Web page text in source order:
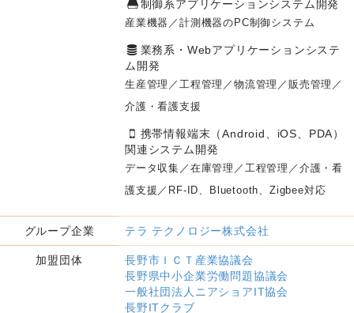
制御系アプリケーションシステム開発
産業機器／計測機器のPC制御システム
業務系・Webアプリケーションシステ
ム開発
生産管理／工程管理／物流管理／販売管理／
介護・看護支援
携帯情報端末（Android、iOS、PDA）
関連システム開発
データ収集／在庫管理／工程管理／介護・看
護支援／RF-ID、Bluetooth、Zigbee対応
グループ企業 テラ テクノロジー株式会社
加盟団体
長野市ＩＣＴ産業協議会
長野県中小企業労働問題協議会
一般社団法人ニアショアIT協会
長野ITクラブ